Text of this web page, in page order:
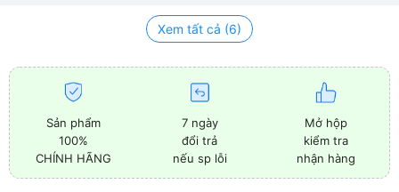
Xem tất cả (6)
Sản phẩm
100%
CHÍNH HÃNG
7 ngày
đổi trả
nếu sp lỗi
Mở hộp
kiểm tra
nhận hàng